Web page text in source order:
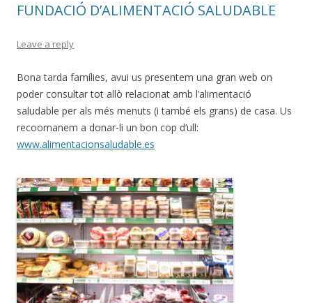
FUNDACIÓ D’ALIMENTACIÓ SALUDABLE
Leave a reply
Bona tarda famílies, avui us presentem una gran web on
poder consultar tot allò relacionat amb l’alimentació
saludable per als més menuts (i també els grans) de casa. Us
recoomanem a donar-li un bon cop d’ull:
www.alimentacionsaludable.es